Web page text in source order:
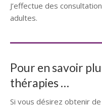
J’effectue des
adultes.
Pour en savoir
thérapies …
Si vous désirez obtenir